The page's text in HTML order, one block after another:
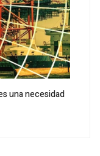
una necesidad